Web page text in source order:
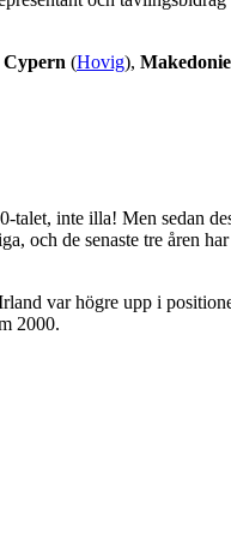
Cypern (Hovig),
inte illa! Men sedan
och de senaste tre åren
var högre upp i
2000.